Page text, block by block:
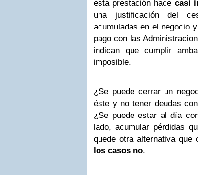
esta prestación hace casi
una justificación del
acumuladas en el negocio
pago con las
indican que cumplir
imposible.
¿Se puede cerrar un
éste y no tener deudas
¿Se puede estar al día
lado, acumular pérdidas
quede otra alternativa que
los casos no.